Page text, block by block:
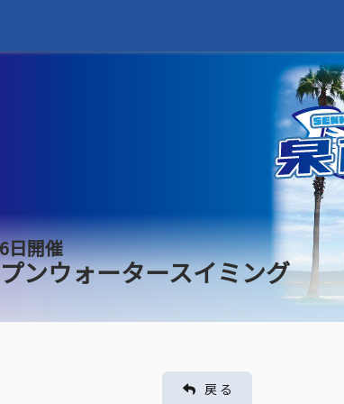
日開催
ンウォータースイミング
戻 る